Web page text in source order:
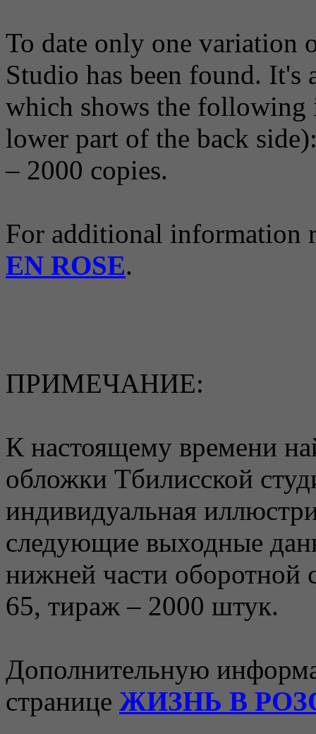
To date only one variation
Studio has been found.
which shows the
lower part of the back
– 2000 copies.
For additional information
EN ROSE.
ПРИМЕЧАНИЕ:
К настоящему времени
обложки Тбилисской
индивидуальная
следующие выходные
нижней части оборотной
65, тираж – 2000 штук.
Дополнительную
странице ЖИЗНЬ В